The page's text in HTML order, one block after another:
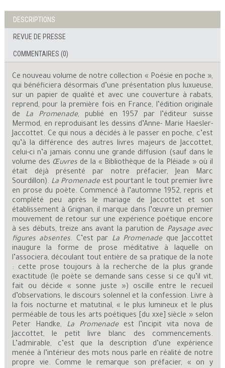
DESCRIPTIONS
REVUE DE PRESSE
COMMENTAIRES (0)
Ce nouveau volume de notre collection « Poésie en poche »,
qui bénéficiera désormais d’une présentation plus luxueuse,
sur un papier de qualité et avec une couverture à rabats,
reprend, pour la première fois en France, l’édition originale
de La Promenade, publié en 1957 par l’éditeur suisse
Mermod, en reproduisant les dessins d’Anne- Marie Haesler-
Jaccottet. Ce qui nous a décidés à le passer en poche, c’est
qu’à la différence des autres livres majeurs de Jaccottet,
celui-ci n’a jamais connu une grande diffusion (sauf dans le
volume des Œuvres de la « Bibliothèque de la Pléiade » où il
était déjà présenté par notre préfacier, Jean Marc
Sourdillon). La Promenadeest pourtant le tout premier livre
en prose du poète. Commencé à l’automne 1952, repris et
complété peu après le mariage de Jaccottet et son
établissement à Grignan, il marque dans l’œuvre un premier
mouvement de retour sur une expérience poétique encore
à ses débuts, treize ans avant la parution de Paysage avec
figures absentes. C’est par La Promenadeque Jaccottet
inaugure la forme de prose méditative à laquelle on
l’associera, découlant tout entière de sa pratique de la note
: cette prose toujours à la recherche de la plus grande
exactitude (le poète se demande sans cesse si ce qu’il vit,
fait ou décide « sonne juste ») oscille entre le recueil
d’observations, le discours solennel et la confession. Livre à
la fois nocturne et matutinal, « le plus lumineux et le plus
perméable de tous les arts poétiques [du xxe] siècle » selon
Peter Handke, La Promenadeest l’incipit vita nova de
Jaccottet, le petit livre blanc des commencements.
L’admirable, c’est que la description d’une expérience
menée à l’intérieur des mots nous parle en réalité de notre
propre vie. Comme le remarque son préfacier, « on y